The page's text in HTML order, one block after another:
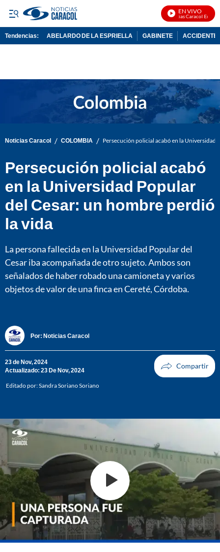
EN VIVO
Noticias Caracol En Vivo
Tendencias: ABELARDO DE LA ESPRIELLA GABINETE ACCIDENTE
Noticias Caracol / COLOMBIA / Persecución policial acabó en la Universidad
Persecución policial acabó
en la Universidad Popular
del Cesar: un hombre perdió
la vida
La persona fallecida en la Universidad Popular del
Cesar iba acompañada de otro sujeto. Ambos son
señalados de haber robado una camioneta y varios
objetos de valor de una finca en Cereté, Córdoba.
Por: Noticias Caracol
23 de Nov, 2024
Actualizado: 23 De Nov, 2024
Editado por:Sandra Soriano Soriano